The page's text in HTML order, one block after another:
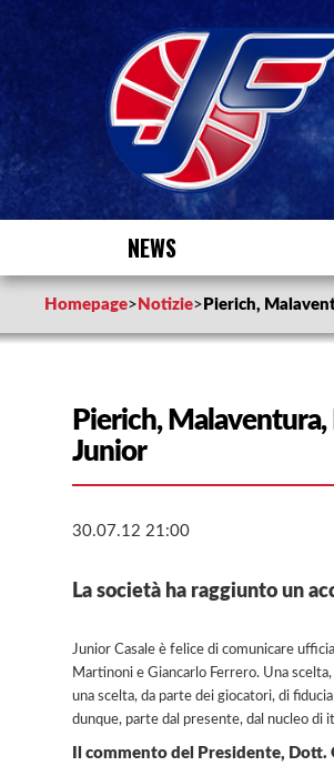
NEWS
Homepage> Notizie> Pierich,
Pierich,
Junior
30.07.12 21:00
La società ha raggiunto un
Junior Casale è felice di comunicare
Martinoni e Giancarlo Ferrero. Una
una scelta, da parte dei giocatori, di
dunque, parte dal presente, dal nucleo di
Il commento del Presidente,